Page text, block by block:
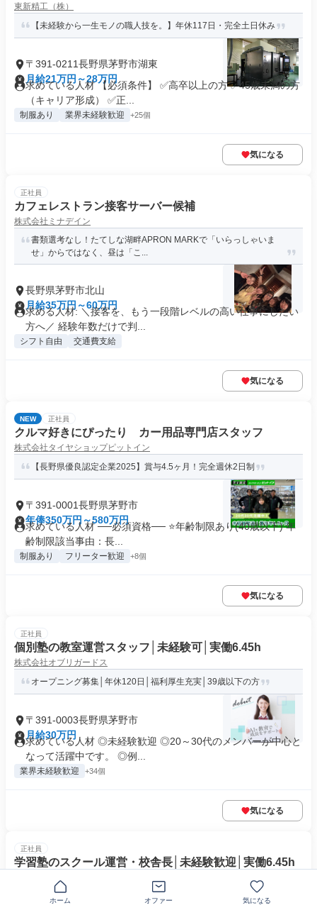
東新精工（株）
【未経験から一生モノの職人技を。】年休117日・完全土日休み
〒391-0211長野県茅野市湖東
月給21万円～28万円
求めている人材 【必須条件】 ✅高卒以上の方 ✅45歳未満の方
（キャリア形成） ✅正...
制服あり 業界未経験歓迎 +25個
気になる
正社員
カフェレストラン接客サーバー候補
株式会社ミナデイン
書類選考なし！たてしな湖畔APRON MARKで「いらっしゃいま
せ」からではなく、昼は「こ...
長野県茅野市北山
月給35万円～60万円
求める人材: ＼接客を、もう一段階レベルの高い仕事にしたい
方へ／ 経験年数だけで判...
シフト自由 交通費支給
気になる
NEW 正社員
クルマ好きにぴったり カー用品専門店スタッフ
株式会社タイヤショップピットイン
【長野県優良認定企業2025】賞与4.5ヶ月！完全週休2日制
〒391-0001長野県茅野市
年俸350万円～580万円
求めている人材 ──必須資格── ⭐️年齢制限あり(40歳以下) 年
齢制限該当事由：長...
制服あり フリーター歓迎 +8個
気になる
正社員
個別塾の教室運営スタッフ│未経験可│実働6.45h
株式会社オブリガードス
オープニング募集│年休120日│福利厚生充実│39歳以下の方
〒391-0003長野県茅野市
月給30万円
求めている人材 ◎未経験歓迎 ◎20～30代のメンバーが中心と
なって活躍中です。 ◎例...
業界未経験歓迎 +34個
気になる
正社員
学習塾のスクール運営・校舎長│未経験歓迎│実働6.45h
オープニング募集│年休120日│福利厚生充実│39歳以下の方
ホーム オファー 気になる